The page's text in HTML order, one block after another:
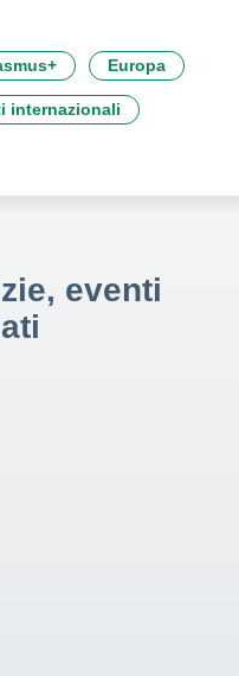
Europa
internazionali
eventi